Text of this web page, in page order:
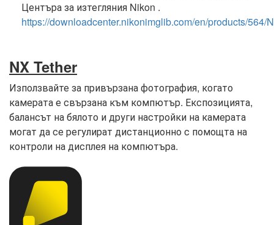
Центъра за изтегляния Nikon .
https://downloadcenter.nikonimglib.com/en/products/564/
NX Tether
Използвайте за привързана фотография, когато
камерата е свързана към компютър. Експозицията,
балансът на бялото и други настройки на камерата
могат да се регулират дистанционно с помощта на
контроли на дисплея на компютъра.